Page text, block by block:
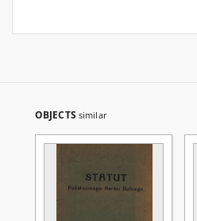
OBJECTS similar